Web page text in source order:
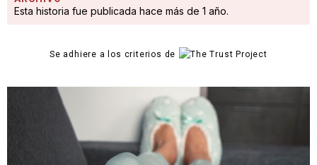
Esta historia fue publicada hace más de 1 año.
Se adhiere a los criterios de